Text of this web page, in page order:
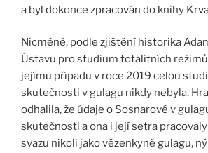
a byl dokonce zpracován do knihy
Nicméně, podle zjištění historika
Ústavu pro studium totalitních
jejímu případu v roce 2019 celou
skutečnosti v gulagu nikdy nebyla.
odhalila, že údaje o Sosnarové v
skutečnosti a ona i její setra
svazu nikoli jako vězenkyně gulagu,